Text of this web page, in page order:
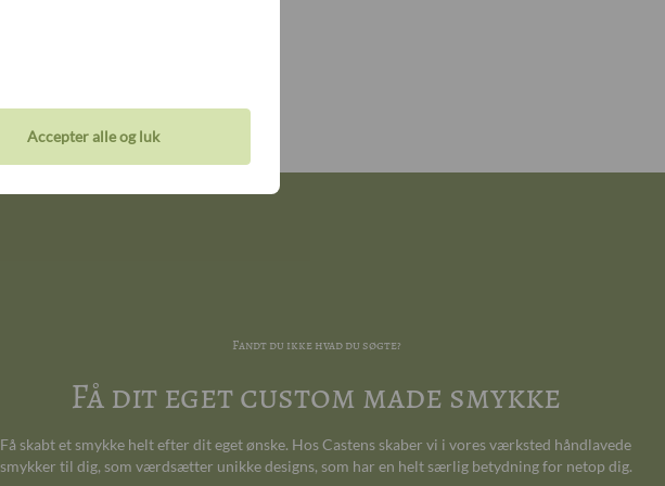
57
Fandt du ikke hvad du søgte?
Få dit eget custom made smykke
Få skabt et smykke helt efter dit eget ønske. Hos Castens skaber vi i vores værksted håndlavede
smykker til dig, som værdsætter unikke designs, som har en helt særlig betydning for netop dig.
Accepter alle og luk